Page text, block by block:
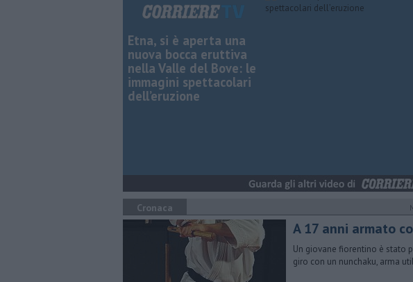
Etna, si è aperta una
nuova bocca eruttiva
nella Valle del Bove: le
immagini spettacolari
dell’eruzione
Cronaca
​A 17 anni armato
Un giovane fiorentino è stato
giro con un nunchaku, arma